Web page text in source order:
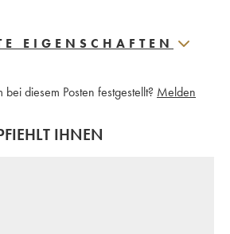
EIGENSCHAFTEN
diesem Posten festgestellt? Melden
IHNEN